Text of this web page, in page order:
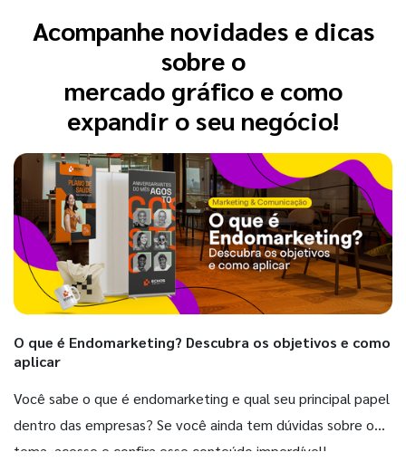
Acompanhe novidades e dicas
sobre o
mercado gráfico e como
expandir o seu negócio!
O que é Endomarketing? Descubra os objetivos e como
aplicar
Você sabe o que é endomarketing e qual seu principal papel
dentro das empresas? Se você ainda tem dúvidas sobre o
tema, acesse e confira esse conteúdo imperdível!